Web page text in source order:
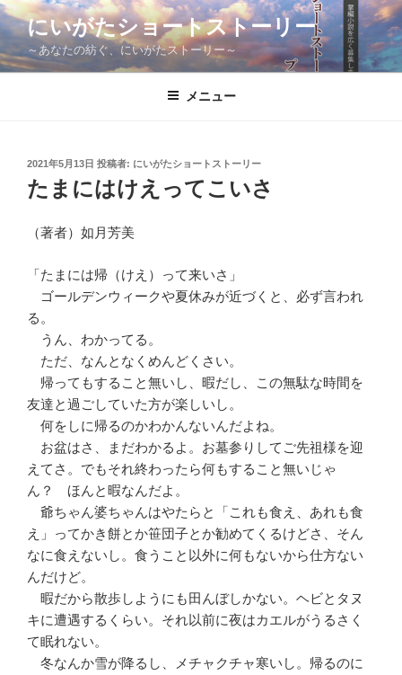
コ
ン
テ
ン
にいがたショートストーリー
～あなたの紡ぐ、にいがたストーリー～
メニュー
投
稿
日:
2021年5月13日 投稿者: にいがたショートストーリー
たまにはけえってこいさ
（著者）如月芳美
「たまには帰（けえ）って来いさ」
ゴールデンウィークや夏休みが近づくと、必ず言われ
る。
うん、わかってる。
ただ、なんとなくめんどくさい。
帰ってもすること無いし、暇だし、この無駄な時間を
友達と過ごしていた方が楽しいし。
何をしに帰るのかわかんないんだよね。
お盆はさ、まだわかるよ。お墓参りしてご先祖様を迎
えてさ。でもそれ終わったら何もすること無いじゃ
ん？ ほんと暇なんだよ。
爺ちゃん婆ちゃんはやたらと「これも食え、あれも食
え」ってかき餅とか笹団子とか勧めてくるけどさ、そん
なに食えないし。食うこと以外に何もないから仕方ない
んだけど。
暇だから散歩しようにも田んぼしかない。ヘビとタヌ
キに遭遇するくらい。それ以前に夜はカエルがうるさく
て眠れない。
冬なんか雪が降るし、メチャクチャ寒いし。帰るのに